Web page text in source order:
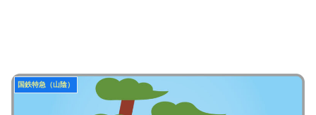
国鉄特急（山陰）